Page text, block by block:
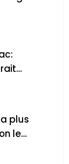
rapport
plus
le